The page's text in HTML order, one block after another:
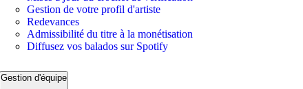
Gestion de votre profil d'artiste
Redevances
Admissibilité du titre à la monétisation
Diffusez vos balados sur Spotify
Gestion d'équipe